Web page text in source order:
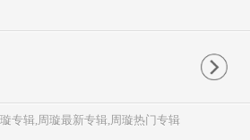
专辑,周璇最新专辑,周璇热门专辑